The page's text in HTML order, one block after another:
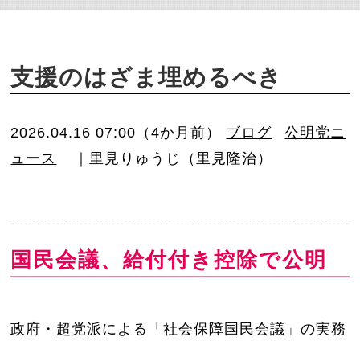
支援のはざま埋めるべき
2026.04.16 07:00（4か月前） ブログ
公明党ニ
ュース
｜里見りゅうじ（里見隆治）
国民会議、給付付き控除で公明
政府・超党派による「社会保障国民会議」の実務